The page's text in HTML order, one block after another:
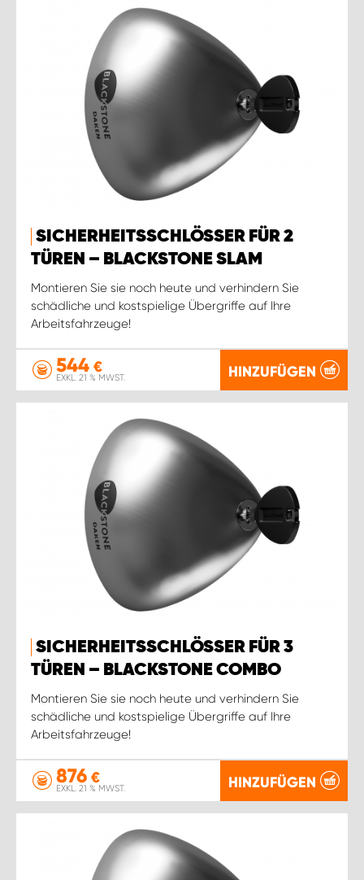
SICHERHEITSSCHLÖSSER FÜR 2
TÜREN – BLACKSTONE SLAM
Montieren Sie sie noch heute und verhindern Sie
schädliche und kostspielige Übergriffe auf Ihre
Arbeitsfahrzeuge!
544 €
EXKL. 21 % MWST. HINZUFÜGEN
SICHERHEITSSCHLÖSSER FÜR 3
TÜREN – BLACKSTONE COMBO
Montieren Sie sie noch heute und verhindern Sie
schädliche und kostspielige Übergriffe auf Ihre
Arbeitsfahrzeuge!
876 €
EXKL. 21 % MWST. HINZUFÜGEN